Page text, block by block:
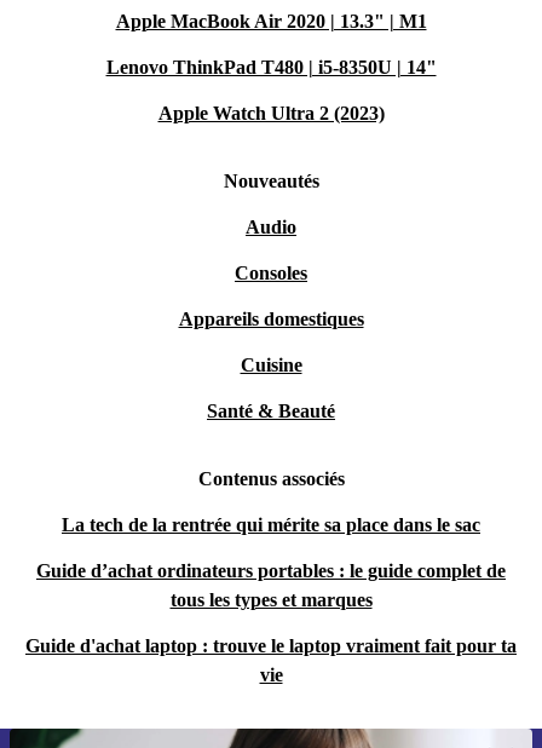
Apple MacBook Air 2020 | 13.3" | M1
Lenovo ThinkPad T480 | i5-8350U | 14"
Apple Watch Ultra 2 (2023)
Nouveautés
Audio
Consoles
Appareils domestiques
Cuisine
Santé & Beauté
Contenus associés
La tech de la rentrée qui mérite sa place dans le sac
Guide d’achat ordinateurs portables : le guide complet de
tous les types et marques
Guide d'achat laptop : trouve le laptop vraiment fait pour ta
vie